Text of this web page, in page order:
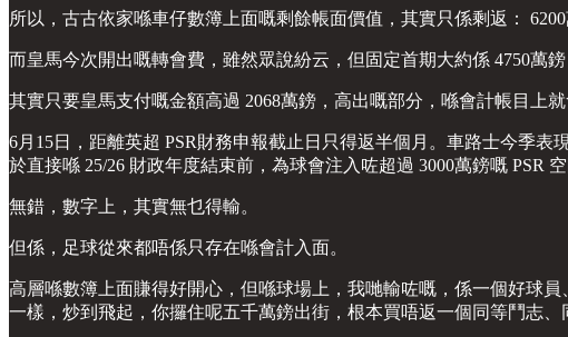
所以，古古依家喺車仔數簿上面嘅剩餘帳面價值，其實只係剩返： 6200
而皇馬今次開出嘅轉會費，雖然眾說紛云，但固定首期大約係 4750萬
其實只要皇馬支付嘅金額高過 2068萬鎊，高出嘅部分，喺會計帳目上就
6月15日，距離英超 PSR財務申報截止日只得返半個月。車路士今季
於直接喺 25/26 財政年度結束前，為球會注入咗超過 3000萬鎊嘅 PSR
無錯，數字上，其實無乜得輸。
但係，足球從來都唔係只存在喺會計入面。
高層喺數簿上面賺得好開心，但喺球場上，我哋輸咗嘅，係一個好球
一樣，炒到飛起，你攞住呢五千萬鎊出街，根本買唔返一個同等鬥志、